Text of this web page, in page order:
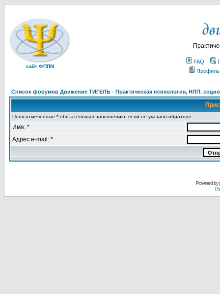
сайт ФППМ
FAQ
Профиль
Список форумов Движение ТИГЕЛЬ - Практическая психология, НЛП,
Поля отмеченные * обязательны к заполнению, если не указано обратное
Имя: *
Адрес e-mail: *
Powered by